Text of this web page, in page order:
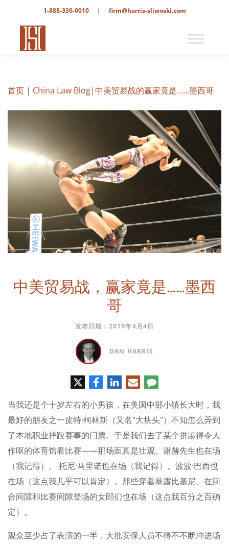
1-888-330-0010 | firm@harris-sliwoski.com
首页 | China Law Blog|中美贸易战的赢家竟是……墨西哥
中美贸易战，赢家竟是……墨西
哥
发布日期：2019年4月4日
DAN HARRIS
特
脸
书
领
英
电
子
件
评
论
当我还是个十岁左右的小男孩，在美国中部小镇长大时，我
最好的朋友之一皮特·柯林斯（又名"大块头"）不知怎么弄到
了本地职业摔跤赛事的门票。于是我们去了某个拼凑得令人
作呕的体育馆看比赛——那场面真是壮观。谢赫先生也在场
（我记得）。 托尼·马里诺也在场（我记得）。波波·巴西也
在场（这点我几乎可以肯定）。那些穿着暴露比基尼、在回
合间隙和比赛间隙登场的女郎们也在场（这点我百分之百确
定）。
观众至少占了表演的一半，大批安保人员不得不不断冲进场